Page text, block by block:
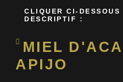
CLIQUER CI-DESSOUS
DESCRIPTIF :
MIEL
APIJO